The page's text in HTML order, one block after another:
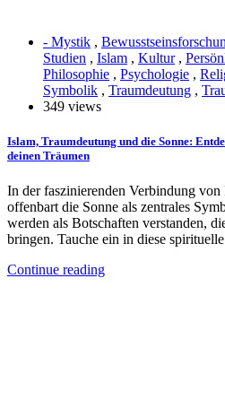
- Mystik ,
Studien , Islam , Kultur,
Philosophie , Psychologie ,
Symbolik , Traumdeutung ,
349 views
Islam, Traumdeutung und die Sonne:
deinen Träumen
In der faszinierenden Verbindung
offenbart die Sonne als zentrales
werden als Botschaften verstanden,
bringen. Tauche ein in diese
Continue reading